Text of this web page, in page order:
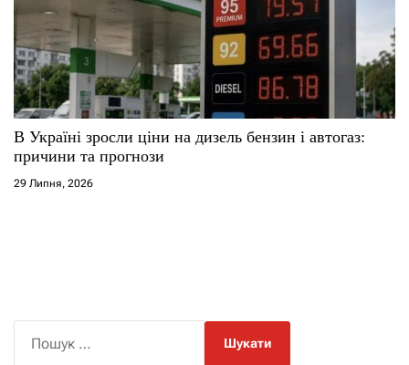
В Україні зросли ціни на дизель бензин і автогаз:
причини та прогнози
29 Липня, 2026